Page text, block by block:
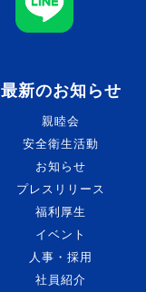
最新のお知らせ
親睦会
安全衛生活動
お知らせ
プレスリリース
福利厚生
イベント
人事・採用
社員紹介